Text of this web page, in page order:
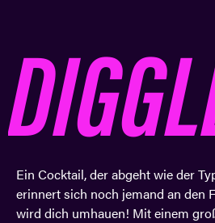
Ein Cocktail, der abgeht wie der
erinnert sich noch jemand an den
wird dich umhauen! Mit einem